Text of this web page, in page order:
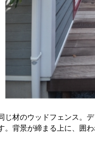
じ材のウッドフェンス。
。背景が締まる上に、囲